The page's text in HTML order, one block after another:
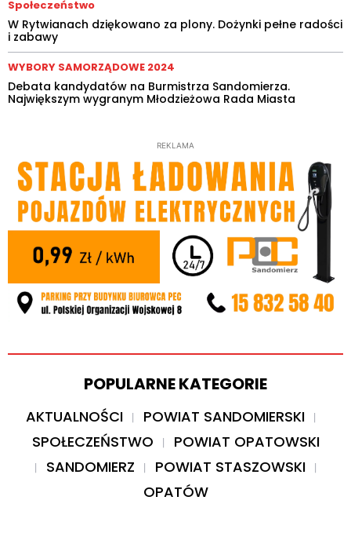
Społeczeństwo
W Rytwianach dziękowano za plony. Dożynki pełne radości
i zabawy
WYBORY SAMORZĄDOWE 2024
Debata kandydatów na Burmistrza Sandomierza.
Największym wygranym Młodzieżowa Rada Miasta
REKLAMA
POPULARNE KATEGORIE
AKTUALNOŚCI
POWIAT SANDOMIERSKI
SPOŁECZEŃSTWO
POWIAT OPATOWSKI
SANDOMIERZ
POWIAT STASZOWSKI
OPATÓW